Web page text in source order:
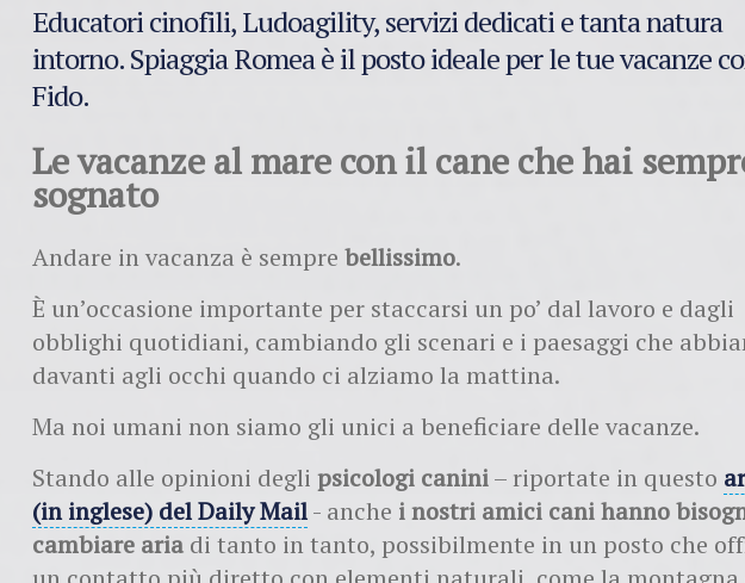
Educatori cinofili, Ludoagility, servizi dedicati e tanta natura
intorno. Spiaggia Romea è il posto ideale per le tue vacanze
Fido.
Le vacanze al mare con il cane che hai
sognato
Andare in vacanza è sempre bellissimo.
È un’occasione importante per staccarsi un po’ dal lavoro e dagli
obblighi quotidiani, cambiando gli scenari e i paesaggi che
davanti agli occhi quando ci alziamo la mattina.
Ma noi umani non siamo gli unici a beneficiare delle vacanze.
Stando alle opinioni degli psicologi canini– riportate in questo
(in inglese) del Daily Mail- anche i nostri amici cani hanno
cambiare aria di tanto in tanto, possibilmente in un posto che